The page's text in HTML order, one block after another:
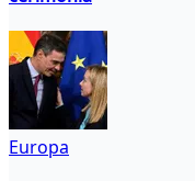
Europa